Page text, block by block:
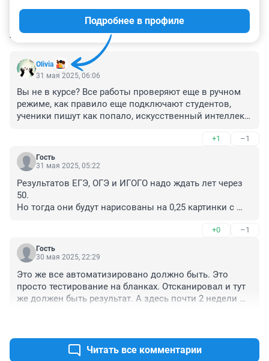
КОММЕНТАРИИ 13
Olivia
Подробнее в профиле
31 мая 2025, 06:06
Вы не в курсе? Все работы проверяют еще в ручном
режиме, как правило еще подключают студентов,
ученики пишут как попало, искусственный интеллект
просмотреть : например пишут- Крымское хаМство ,
где больше похоже на М, чем на Н. и человек
непонятно и нет явной ошибки.
+1 –1
Гость
31 мая 2025, 05:22
Результатов ЕГЭ, ОГЭ и ИГОГО надо ждать лет через
50.
Но тогда они будут нарисованы на 0,25 картинки с
+0 –1
Гость
30 мая 2025, 22:29
Это же все автоматизировано должно быть. Это
просто тестирование на бланках. Отсканировал и тут
же должен быть результат. А здесь почти 2 недели
Читать все комментарии